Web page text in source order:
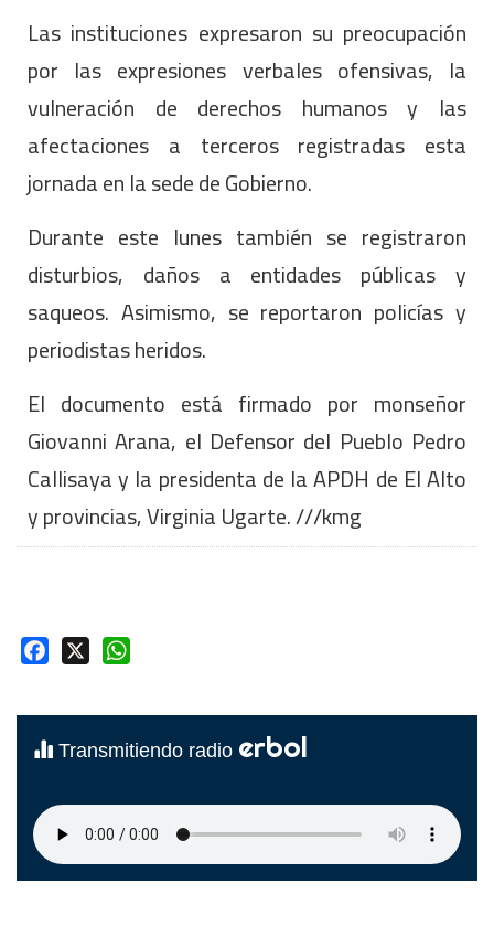
Las instituciones expresaron su preocupación
por las expresiones verbales ofensivas, la
vulneración de derechos humanos y las
afectaciones a terceros registradas esta
jornada en la sede de Gobierno.
Durante este lunes también se registraron
disturbios, daños a entidades públicas y
saqueos. Asimismo, se reportaron policías y
periodistas heridos.
El documento está firmado por monseñor
Giovanni Arana, el Defensor del Pueblo Pedro
Callisaya y la presidenta de la APDH de El Alto
y provincias, Virginia Ugarte. ///kmg
Facebook
Transmitiendo radio erbol